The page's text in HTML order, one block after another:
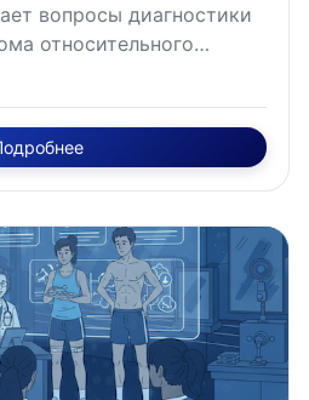
вопросы диагностики
относительного
оценки
спортсменов,
риска, современные
и лечению РЭД-
к тренировочной и
на основе
и клинических
имеет трудоёмкость
час.